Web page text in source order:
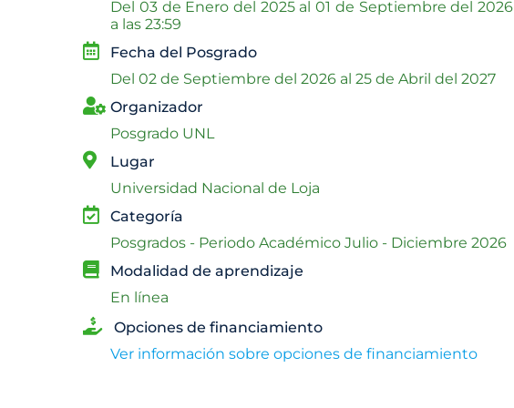
Del 03 de Enero del 2025 al01 de Septiembre del 2026
a las 23:59
Fecha del Posgrado
Del02 de Septiembre del 2026 al25 de Abril del 2027
Organizador
Posgrado UNL
Lugar
Universidad Nacional de Loja
Categoría
Posgrados - Periodo Académico Julio - Diciembre 2026
Modalidad de aprendizaje
En línea
Opciones de financiamiento
Ver información sobre opciones de financiamiento